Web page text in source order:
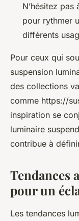
N’hésitez
pour rythmer
différents
Pour ceux qui
suspension
des collections
comme https://
inspiration se
luminaire
contribue à
Tendances
pour un
Les tendances